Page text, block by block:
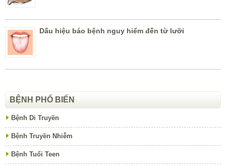
Dấu hiệu báo bệnh nguy hiểm đến từ lưỡi
BỆNH PHỔ BIẾN
Bệnh Di Truyền
Bệnh Truyền Nhiễm
Bệnh Tuổi Teen